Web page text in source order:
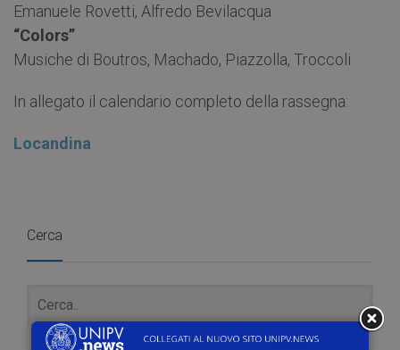
Emanuele Rovetti, Alfredo Bevilacqua
“Colors”
Musiche di Boutros, Machado, Piazzolla, Troccoli
In allegato il calendario completo della rassegna:
Locandina
Cerca